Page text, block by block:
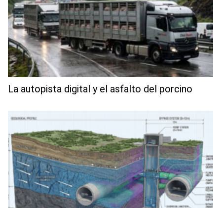
La autopista digital y el asfalto del porcino